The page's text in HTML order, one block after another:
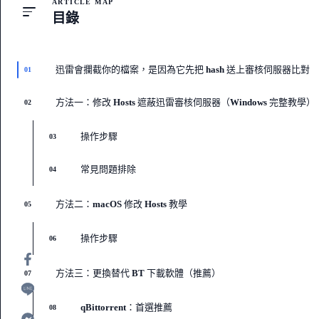
目錄
01 迅雷會攔截你的檔案，是因為它先把 hash 送上審核伺服器比對
02 方法一：修改 Hosts 遮蔽迅雷審核伺服器（Windows 完整教學）
03 操作步驟
04 常見問題排除
05 方法二：macOS 修改 Hosts 教學
06 操作步驟
07 方法三：更換替代 BT 下載軟體（推薦）
08 qBittorrent：首選推薦